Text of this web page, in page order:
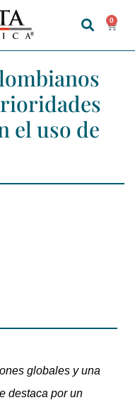
0
el uso de
globales y una
destaca por un